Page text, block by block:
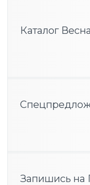
Каталог
Запишись на